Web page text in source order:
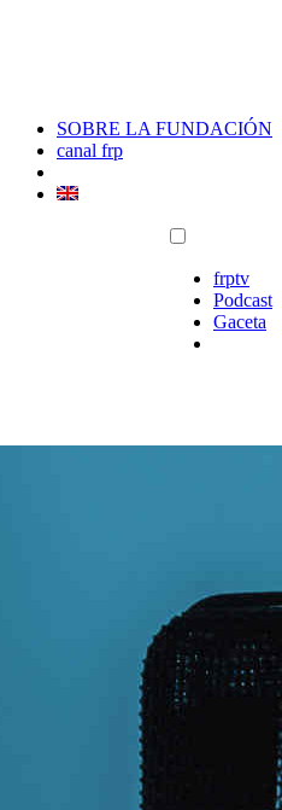
SOBRE LA FUNDACIÓN
canal frp
frptv
Podcast
Gaceta